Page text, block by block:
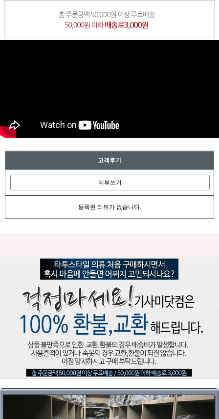
고객후기
리뷰쓰기
등록된 리뷰가 없습니다.